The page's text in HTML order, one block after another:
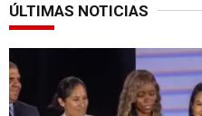
ÚLTIMAS NOTICIAS